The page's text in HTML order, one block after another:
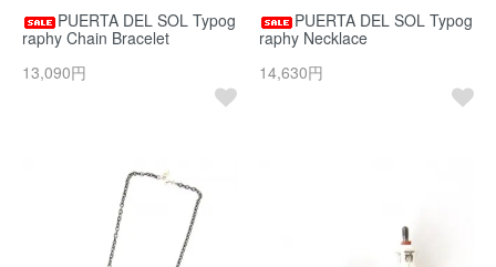
PUERTA DEL SOL Typog
raphy Chain Bracelet
13,090円
PUERTA DEL SOL Typog
raphy Necklace
14,630円